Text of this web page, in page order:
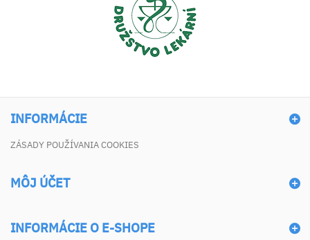
INFORMÁCIE
ZÁSADY POUŽÍVANIA COOKIES
MÔJ ÚČET
INFORMÁCIE O E-SHOPE